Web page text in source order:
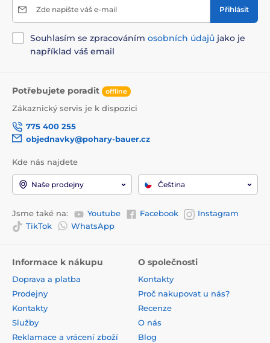
Zde napište váš e-mail Přihlásit
Souhlasím se zpracováním osobních údajů jako je
například váš email
Potřebujete poradit offline
Zákaznický servis je k dispozici
775 400 255
objednavky@pohary-bauer.cz
Kde nás najdete
Naše prodejny Čeština
Jsme také na: Youtube Facebook
Instagram
TikTok
WhatsApp
Informace k nákupu
Doprava a platba
Prodejny
Kontakty
Služby
Reklamace a vrácení zboží
O společnosti
Kontakty
Proč nakupovat u nás?
Recenze
O nás
Blog